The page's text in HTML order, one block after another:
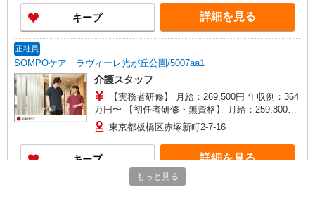
手当 ・特別夜勤手当 ・日祝手当（月平均2回分）
・夜勤手当（月平均5回分） ※居住支援特別手当
は勤続5年目までの方はさらに1万円支給（再入社
業時は別途時間外手当支給（超過1分〜）
キープ 詳細を見る
正社員
SOMPOケア ラヴィーレ光が丘公園/5007aa1
介護スタッフ
【実務者研修】 月給：269,500円 年収例：364
万円〜 【初任者研修・無資格】 月給：259,800円
年収例：351万円〜 ※職務手当、（東京都）居住
支援特別手当、日祝手当（月平均2回分）、夜勤手
当（月平均5回分）等、毎月平均的に支払われる手
当を含みます。 ※居住支援特別手当は勤続5年目
までの方はさらに1万円支給（再入社は除く） ◎
賞与：基本給2.08ヶ月分/年支給 ◎残業時は別途時
東京都板橋区赤塚新町2-7-16
キープ 詳細を見る
もっと見る